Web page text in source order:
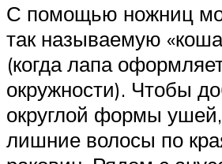
С помощью ножниц
так называемую
(когда лапа
окружности). Чтобы
округлой формы
лишние волосы по